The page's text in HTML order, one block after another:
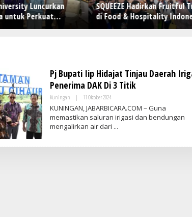
Hadirkan Fruitful Trip
Hospitality Indonesia
Wadah Kolaborasi
dan Pertumbuhan
Holding Perkebunan
Perkuat Kolaborasi Global,
RPN Gelar IRRDB Socio-
Pj Bupati Iip Hidajat Tinjau Daerah
Penerima DAK Di 3 Titik
Kuningan | 11 Oktober 2024O
L
E
H
A
I
KUNINGAN, JABARBICARA.COM – Guna
memastikan saluran irigasi dan bendungan
mengalirkan air dari